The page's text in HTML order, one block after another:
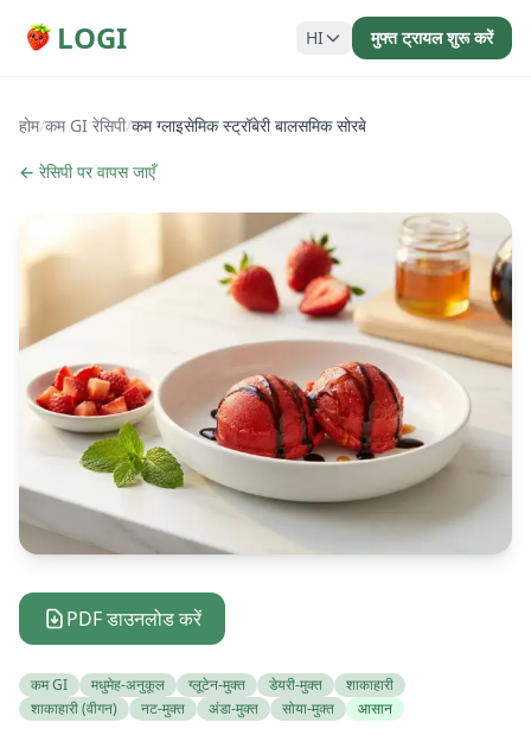
LOGI HI मुफ्त ट्रायल शुरू करें
होम/कम GI रेसिपी/कम ग्लाइसेमिक स्ट्रॉबेरी बालसमिक सोरबे
← रेसिपी पर वापस जाएँ
PDF डाउनलोड करें
कम GI मधुमेह-अनुकूल ग्लूटेन-मुक्त डेयरी-मुक्त
शाकाहारी
शाकाहारी (वीगन)
नट-मुक्त अंडा-मुक्त सोया-मुक्त आसान